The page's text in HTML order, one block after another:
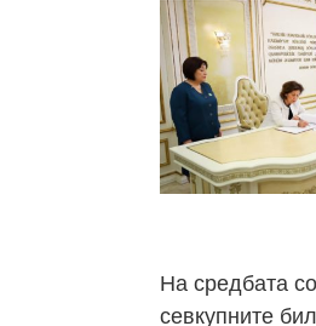
На средбата
севкупните